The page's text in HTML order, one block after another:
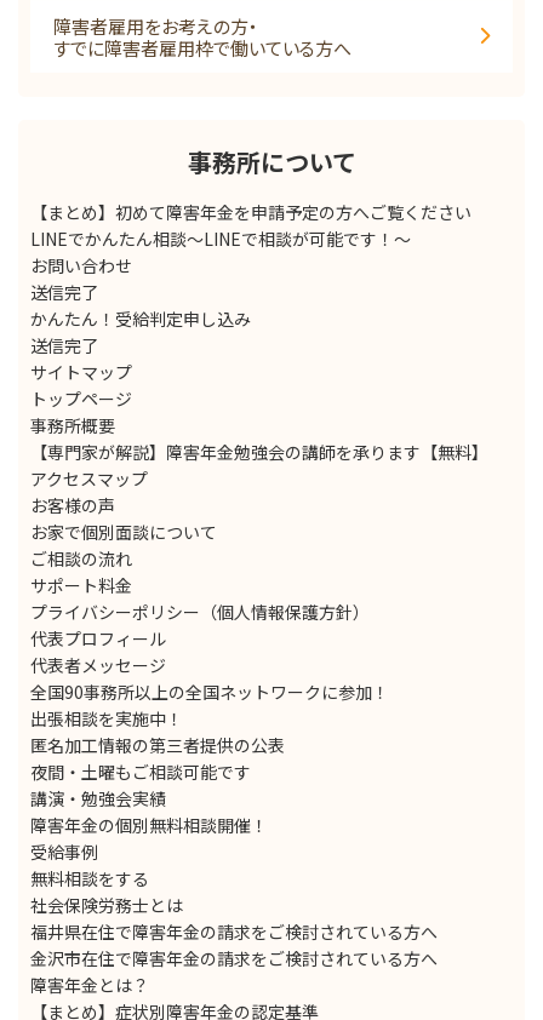
障害者雇用をお考えの方・
すでに障害者雇用枠で働いている方へ
事務所について
【まとめ】初めて障害年金を申請予定の方へご覧ください
LINEでかんたん相談～LINEで相談が可能です！～
お問い合わせ
送信完了
かんたん！受給判定申し込み
送信完了
サイトマップ
トップページ
事務所概要
【専門家が解説】障害年金勉強会の講師を承ります【無料】
アクセスマップ
お客様の声
お家で個別面談について
ご相談の流れ
サポート料金
プライバシーポリシー（個人情報保護方針）
代表プロフィール
代表者メッセージ
全国90事務所以上の全国ネットワークに参加！
出張相談を実施中！
匿名加工情報の第三者提供の公表
夜間・土曜もご相談可能です
講演・勉強会実績
障害年金の個別無料相談開催！
受給事例
無料相談をする
社会保険労務士とは
福井県在住で障害年金の請求をご検討されている方へ
金沢市在住で障害年金の請求をご検討されている方へ
障害年金とは？
【まとめ】症状別障害年金の認定基準